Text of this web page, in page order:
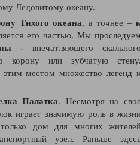
Ледовитому океану.
Тихого океана, а точнее –
его частью. Мы
- впечатляющего
корону или зубчатую
местом множество легенд
Палатка. Несмотря на
играет значимую роль в
дом для многих
узел. Раньше